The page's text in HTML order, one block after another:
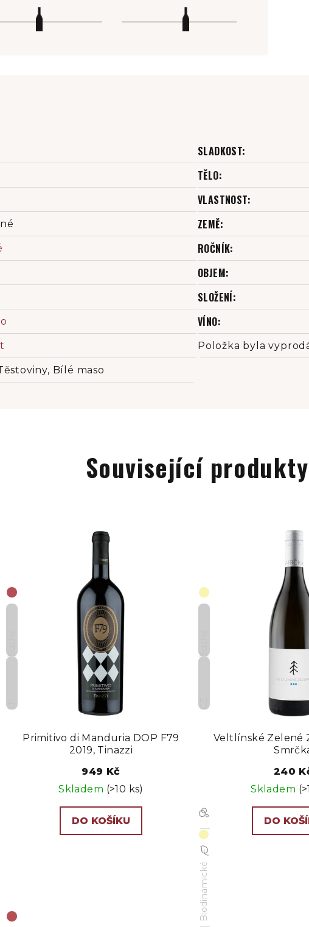
Bílé maso
SLADKOST:
TĚLO:
VLASTNOST:
ZEMĚ:
ROČNÍK:
OBJEM:
SLOŽENÍ:
VÍNO:
Položka byla
Související produkty
IT
Primitivo di Manduria DOP F79
2019, Tinazzi
949 Kč
Skladem (>10 ks)
DO KOŠÍKU
CZ
Veltlínské Zelené
240
Skladem
DO
Biodinamické